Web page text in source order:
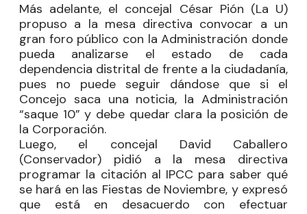
Más adelante, el concejal César Pión (La U)
propuso a la mesa directiva convocar a un
gran foro público con la Administración donde
pueda analizarse el estado de cada
dependencia distrital de frente a la ciudadanía,
pues no puede seguir dándose que si el
Concejo saca una noticia, la Administración
“saque 10” y debe quedar clara la posición de
la Corporación.
Luego, el concejal David Caballero
(Conservador) pidió a la mesa directiva
programar la citación al IPCC para saber qué
se hará en las Fiestas de Noviembre, y expresó
que está en desacuerdo con efectuar